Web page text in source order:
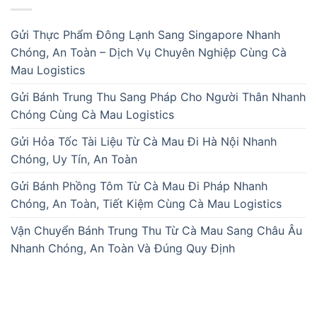
Gửi Thực Phẩm Đông Lạnh Sang Singapore Nhanh
Chóng, An Toàn – Dịch Vụ Chuyên Nghiệp Cùng Cà
Mau Logistics
Gửi Bánh Trung Thu Sang Pháp Cho Người Thân Nhanh
Chóng Cùng Cà Mau Logistics
Gửi Hỏa Tốc Tài Liệu Từ Cà Mau Đi Hà Nội Nhanh
Chóng, Uy Tín, An Toàn
Gửi Bánh Phồng Tôm Từ Cà Mau Đi Pháp Nhanh
Chóng, An Toàn, Tiết Kiệm Cùng Cà Mau Logistics
Vận Chuyển Bánh Trung Thu Từ Cà Mau Sang Châu Âu
Nhanh Chóng, An Toàn Và Đúng Quy Định